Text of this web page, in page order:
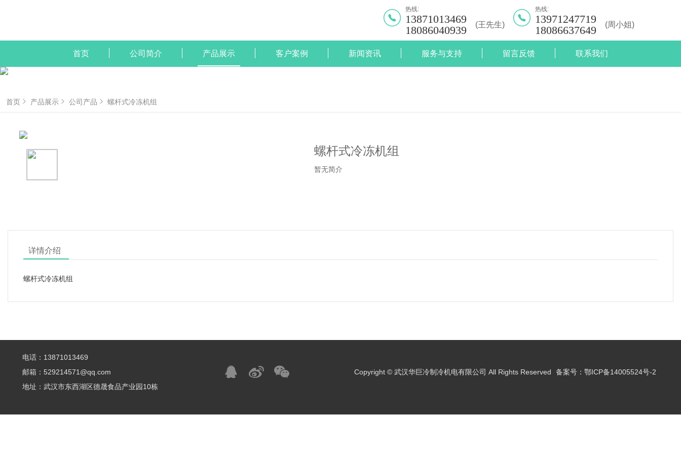
热线:
13871013469 (王先生)
18086040939
热线:
13971247719 (周小姐)
18086637649
首页 公司简介 产品展示 客户案例 新闻资讯 服务与支持 留言反馈 联系我们
首页 产品展示 公司产品 螺杆式冷冻机组
螺杆式冷冻机组
暂无简介
详情介绍
螺杆式冷冻机组
电话：13871013469
邮箱：529214571@qq.com
地址：武汉市东西湖区德晟食品产业园10栋
Copyright © 武汉华巨冷制冷机电有限公司 All Rights Reserved 备案号：鄂ICP备14005524号-2